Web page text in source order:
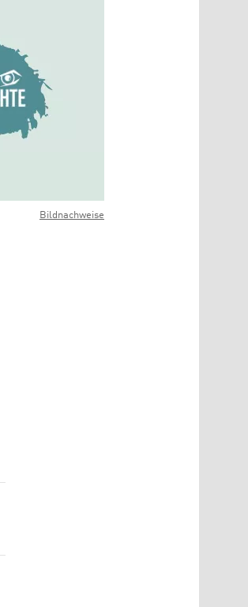
Bildnachweise